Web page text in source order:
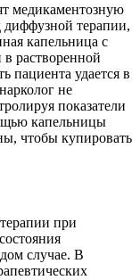
медикаментозную
диффузной терапии,
капельница с
растворенной
пациента удается в
не
показатели
капельницы
чтобы купировать
при
случае. В